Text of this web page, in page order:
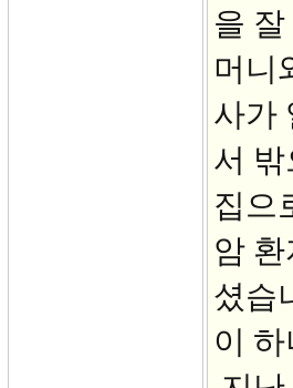
을
머니
사가
서
집으
암
셨습
이